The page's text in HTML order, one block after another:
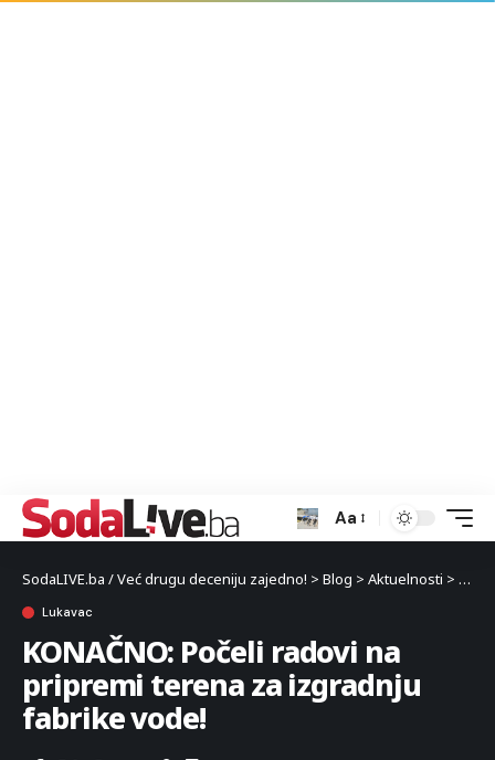
Aa
SodaLIVE.ba / Već drugu deceniju zajedno! > Blog > Aktuelnosti >
Lukavac
KONAČNO: Počeli radovi na
pripremi terena za izgradnju
fabrike vode!